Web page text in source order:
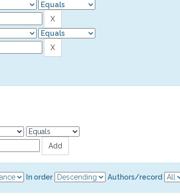
In order Authors/record